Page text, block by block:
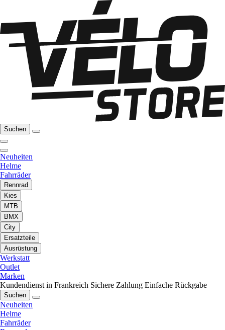
Suchen
Neuheiten
Helme
Fahrräder
Rennrad
Kies
MTB
BMX
City
Ersatzteile
Ausrüstung
Werkstatt
Outlet
Marken
Kundendienst in Frankreich Sichere Zahlung Einfache Rückgabe
Suchen
Neuheiten
Helme
Fahrräder